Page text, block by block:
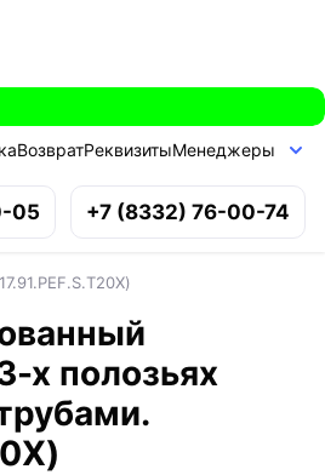
ВозвратРеквизитыМенеджеры
05 +7 (8332) 76-00-74
х полозьях